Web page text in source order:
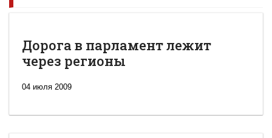
Дорога в парламент лежит
через регионы
04 июля 2009